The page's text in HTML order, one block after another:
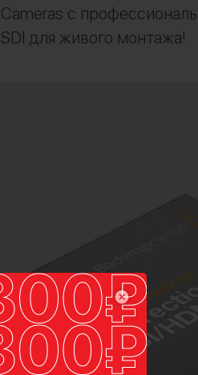
Cameras с
SDI для живого монтажа!